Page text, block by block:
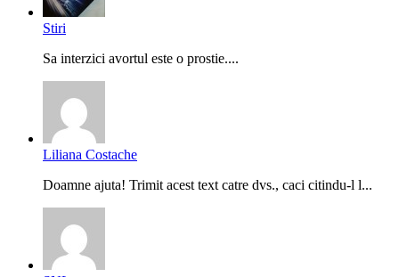
Stiri
Sa interzici avortul este o prostie....
Liliana Costache
Doamne ajuta! Trimit acest text catre dvs., caci citindu-l l...